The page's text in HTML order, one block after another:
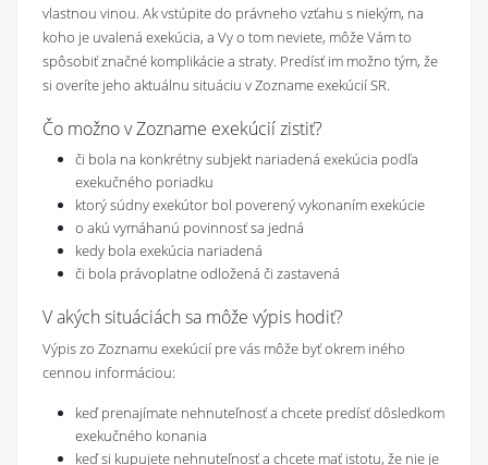
vlastnou vinou. Ak vstúpite do právneho vzťahu s niekým, na
koho je uvalená exekúcia, a Vy o tom neviete, môže Vám to
spôsobiť značné komplikácie a straty. Predísť im možno tým, že
si overíte jeho aktuálnu situáciu v Zozname exekúcií SR.
Čo možno v Zozname exekúcií zistiť?
či bola na konkrétny subjekt nariadená exekúcia podľa
exekučného poriadku
ktorý súdny exekútor bol poverený vykonaním exekúcie
o akú vymáhanú povinnosť sa jedná
kedy bola exekúcia nariadená
či bola právoplatne odložená či zastavená
V akých situáciách sa môže výpis hodiť?
Výpis zo Zoznamu exekúcií pre vás môže byť okrem iného
cennou informáciou:
keď prenajímate nehnuteľnosť a chcete predísť dôsledkom
exekučného konania
keď si kupujete nehnuteľnosť a chcete mať istotu, že nie je